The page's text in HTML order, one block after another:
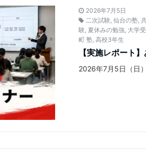
2026年7月5日
二次試験,仙台の塾,
験, 夏休みの勉強, 大学
町 塾,高校3年生
【実施レポート
2026年7月5日（日